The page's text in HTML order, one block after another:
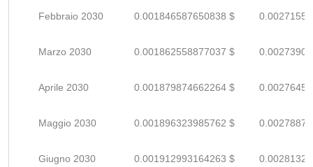
Febbraio 2030 0.001846587650838 $
Marzo 2030 0.001862558877037 $
Aprile 2030 0.001879874662264 $
Maggio 2030 0.001896323985762 $
Giugno 2030 0.001912993164263 $